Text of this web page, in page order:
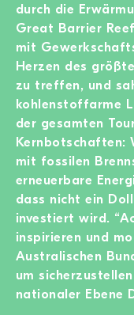
durch die
Great Barrier
mit
Herzen des
zu treffen, und
kohlenstoffarme
der gesamten
Kernbotschaften:
mit fossilen
erneuerbare
dass nicht ein
investiert wird.
inspirieren und
Australischen
um
nationaler Ebene